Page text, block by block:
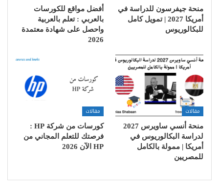
منحة جيفرسون للدراسة في
أمريكا 2027 | تمويل كامل
للبكالوريوس
أفضل مواقع للكورسات
بالعربي : تعلم بالعربية
واحصل على شهادة معتمدة
2026
مقالات
منحة أنسي ساويرس 2027
لدراسة البكالوريوس في
أمريكا | ممولة بالكامل
للمصريين
مقالات
كورسات من شركة HP :
فرصتك للتعلم المجاني من
HP الآن 2026